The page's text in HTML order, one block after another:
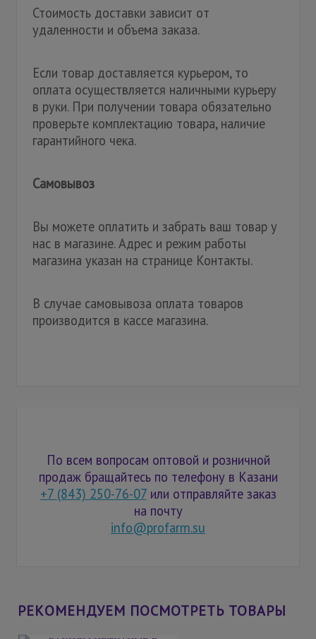
Стоимость доставки зависит от
удаленности и объема заказа.
Если товар доставляется курьером, то
оплата осуществляется наличными курьеру
в руки. При получении товара обязательно
проверьте комплектацию товара, наличие
гарантийного чека.
Самовывоз
Вы можете оплатить и забрать ваш товар у
нас в магазине. Адрес и режим работы
магазина указан на странице Контакты.
В случае самовывоза оплата товаров
производится в кассе магазина.
По всем вопросам оптовой и розничной
продаж бращайтесь по телефону в Казани
+7 (843) 250-76-07или отправляйте заказ
на почту
info@profarm.su
РЕКОМЕНДУЕМ ПОСМОТРЕТЬ ТОВАРЫ